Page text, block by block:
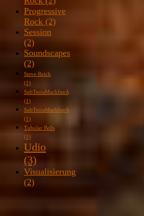
Progressive
Rock (2)
Session
(2)
Soundscapes
(2)
Steve Reich
(1)
SubTerraMachIneA
(1)
SubTerraMachIneA
(1)
Tubular Bells
(1)
Udio
(3)
Visualisierung
(2)